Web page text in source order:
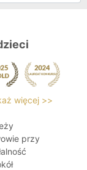
więcej >>
przy